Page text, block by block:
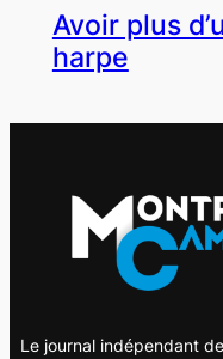
Avoir plus
harpe
Le journal indépendant